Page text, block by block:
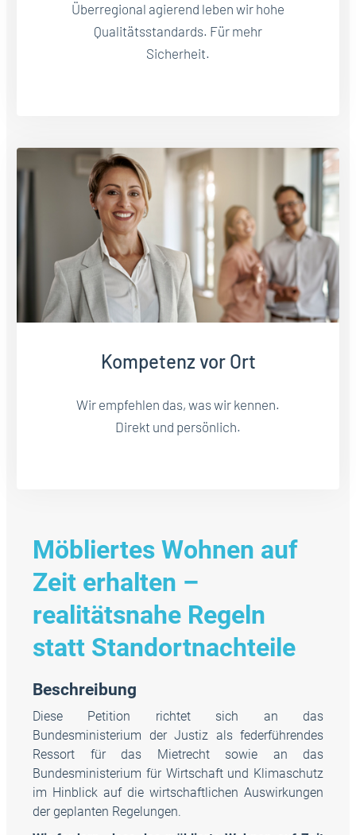
Überregional agierend leben wir hohe
Qualitätsstandards. Für mehr
Sicherheit.
Kompetenz vor Ort
Wir empfehlen das, was wir kennen.
Direkt und persönlich.